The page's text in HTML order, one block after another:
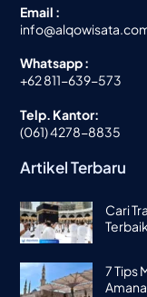
Email :
Whatsapp :
+62 811-639-573
Telp. Kantor:
(061) 4278-8835
Artikel Terbaru
Cari
7 Tips